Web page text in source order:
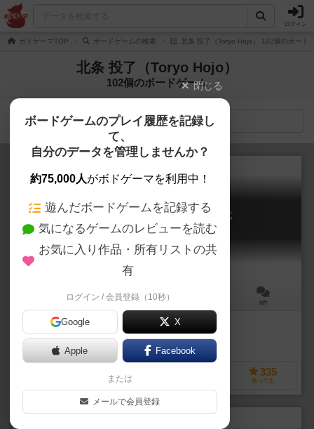
ログイン
ボドゲーマTOP ボードゲームの検索 北条 投了（Toryo Hojo） 102個のボード
北条 投了（Toryo Hojo）
102個のボードゲーム
検索メニュー
エイジオブクラフト 大建築時代
Age of Craft
40～60分 8件
作品説明文の編集者を募集中
経験あり
335
持ってる
閉じる
ボードゲームのプレイ履歴を記録し
て、
自分のデータを管理しませんか？
約75,000人がボドゲーマを利用中！
遊んだボードゲームを記録する
気になるゲームのレビューを読む
お気に入り作品・所有リストの共
有
ログイン / 会員登録（10秒）
Google X
Apple Facebook
または
メールで会員登録